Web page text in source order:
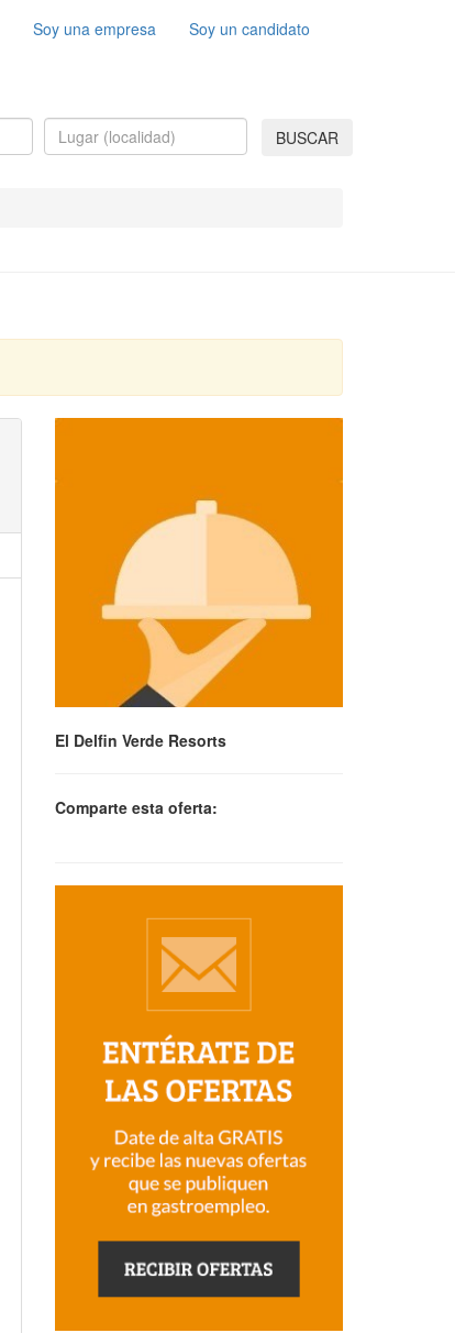
Soy una empresa Soy un candidato
BUSCAR
El Delfin Verde Resorts
Comparte esta oferta: